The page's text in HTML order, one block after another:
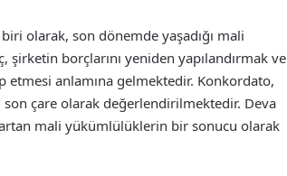
olarak, son dönemde yaşadığı mali
borçlarını yeniden yapılandırmak ve
anlamına gelmektedir. Konkordato,
çare olarak değerlendirilmektedir. Deva
artan mali yükümlülüklerin bir sonucu olarak